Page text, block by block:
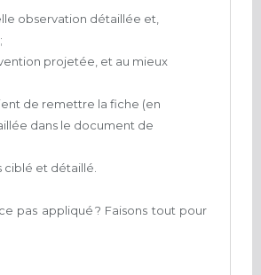
observation détaillée et,
projetée, et au mieux
de remettre la fiche (en
dans le document de
et détaillé.
pas appliqué ? Faisons tout pour